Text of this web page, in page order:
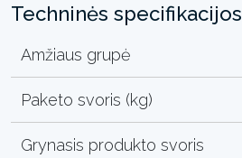
Techninės specifikacijos
Amžiaus grupė
Paketo svoris (kg)
Grynasis produkto svoris